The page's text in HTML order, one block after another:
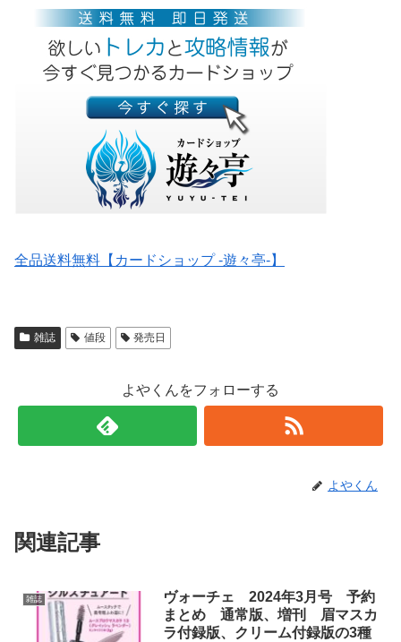
全品送料無料【カードショップ -遊々亭-】
雑誌 値段 発売日
よやくんをフォローする
よやくん
関連記事
雑誌
ヴォーチェ 2024年3月号 予約
まとめ 通常版、増刊 眉マスカ
ラ付録版、クリーム付録版の3種